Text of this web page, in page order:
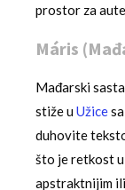
prostor za
Máris
Mađarski
stiže uUžice
duhovite
što je retkost
apstraktnijim